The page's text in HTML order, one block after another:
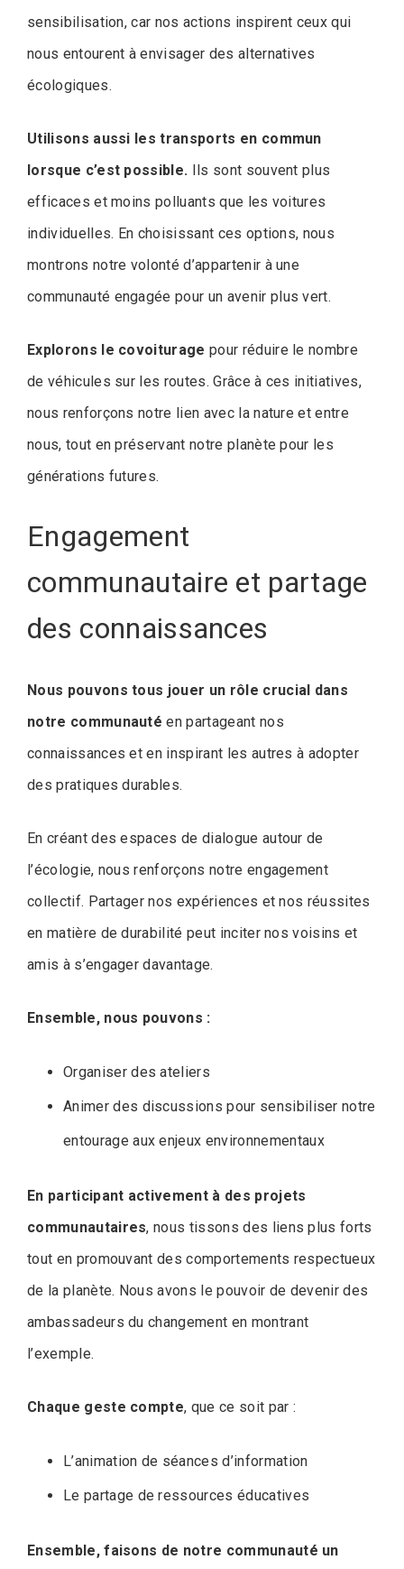
sensibilisation, car nos actions inspirent ceux qui
nous entourent à envisager des alternatives
écologiques.
Utilisons aussi les transports en commun
lorsque c’est possible. Ils sont souvent plus
efficaces et moins polluants que les voitures
individuelles. En choisissant ces options, nous
montrons notre volonté d’appartenir à une
communauté engagée pour un avenir plus vert.
Explorons le covoiturage pour réduire le nombre
de véhicules sur les routes. Grâce à ces initiatives,
nous renforçons notre lien avec la nature et entre
nous, tout en préservant notre planète pour les
générations futures.
Engagement
communautaire et partage
des connaissances
Nous pouvons tous jouer un rôle crucial dans
notre communauté en partageant nos
connaissances et en inspirant les autres à adopter
des pratiques durables.
En créant des espaces de dialogue autour de
l’écologie, nous renforçons notre engagement
collectif. Partager nos expériences et nos réussites
en matière de durabilité peut inciter nos voisins et
amis à s’engager davantage.
Ensemble, nous pouvons :
Organiser des ateliers
Animer des discussions pour sensibiliser notre
entourage aux enjeux environnementaux
En participant activement à des projets
communautaires, nous tissons des liens plus forts
tout en promouvant des comportements respectueux
de la planète. Nous avons le pouvoir de devenir des
ambassadeurs du changement en montrant
l’exemple.
Chaque geste compte, que ce soit par :
L’animation de séances d’information
Le partage de ressources éducatives
Ensemble, faisons de notre communauté un